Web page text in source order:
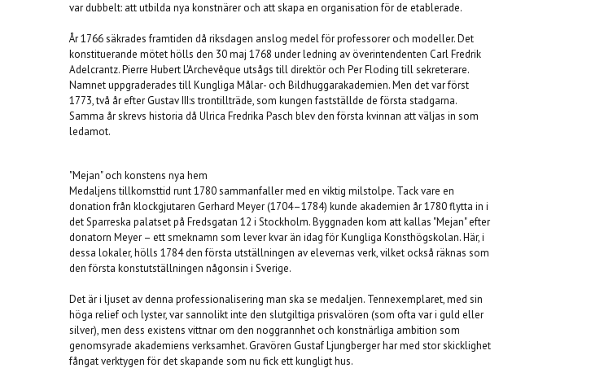
var dubbelt: att utbilda nya konstnärer och att skapa en organisation för de etablerade.
År 1766 säkrades framtiden då riksdagen anslog medel för professorer och modeller. Det
konstituerande mötet hölls den 30 maj 1768 under ledning av överintendenten Carl Fredrik
Adelcrantz. Pierre Hubert L'Archevêque utsågs till direktör och Per Floding till sekreterare.
Namnet uppgraderades till Kungliga Målar- och Bildhuggarakademien. Men det var först
1773, två år efter Gustav III:s trontillträde, som kungen fastställde de första stadgarna.
Samma år skrevs historia då Ulrica Fredrika Pasch blev den första kvinnan att väljas in som
ledamot.
"Mejan" och konstens nya hem
Medaljens tillkomsttid runt 1780 sammanfaller med en viktig milstolpe. Tack vare en
donation från klockgjutaren Gerhard Meyer (1704–1784) kunde akademien år 1780 flytta in i
det Sparreska palatset på Fredsgatan 12 i Stockholm. Byggnaden kom att kallas "Mejan" efter
donatorn Meyer – ett smeknamn som lever kvar än idag för Kungliga Konsthögskolan. Här, i
dessa lokaler, hölls 1784 den första utställningen av elevernas verk, vilket också räknas som
den första konstutställningen någonsin i Sverige.
Det är i ljuset av denna professionalisering man ska se medaljen. Tennexemplaret, med sin
höga relief och lyster, var sannolikt inte den slutgiltiga prisvalören (som ofta var i guld eller
silver), men dess existens vittnar om den noggrannhet och konstnärliga ambition som
genomsyrade akademiens verksamhet. Gravören Gustaf Ljungberger har med stor skicklighet
fångat verktygen för det skapande som nu fick ett kungligt hus.